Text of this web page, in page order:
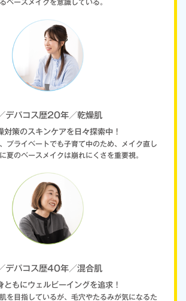
ベースメイクを意識している。
デパコス歴20年／乾燥肌
対策のスキンケアを日々探索中！
プライベートでも子育て中のため、メイク直し
夏のベースメイクは崩れにくさを重要視。
デパコス歴40年／混合肌
ともにウェルビーイングを追求！
を目指しているが、毛穴やたるみが気になるた